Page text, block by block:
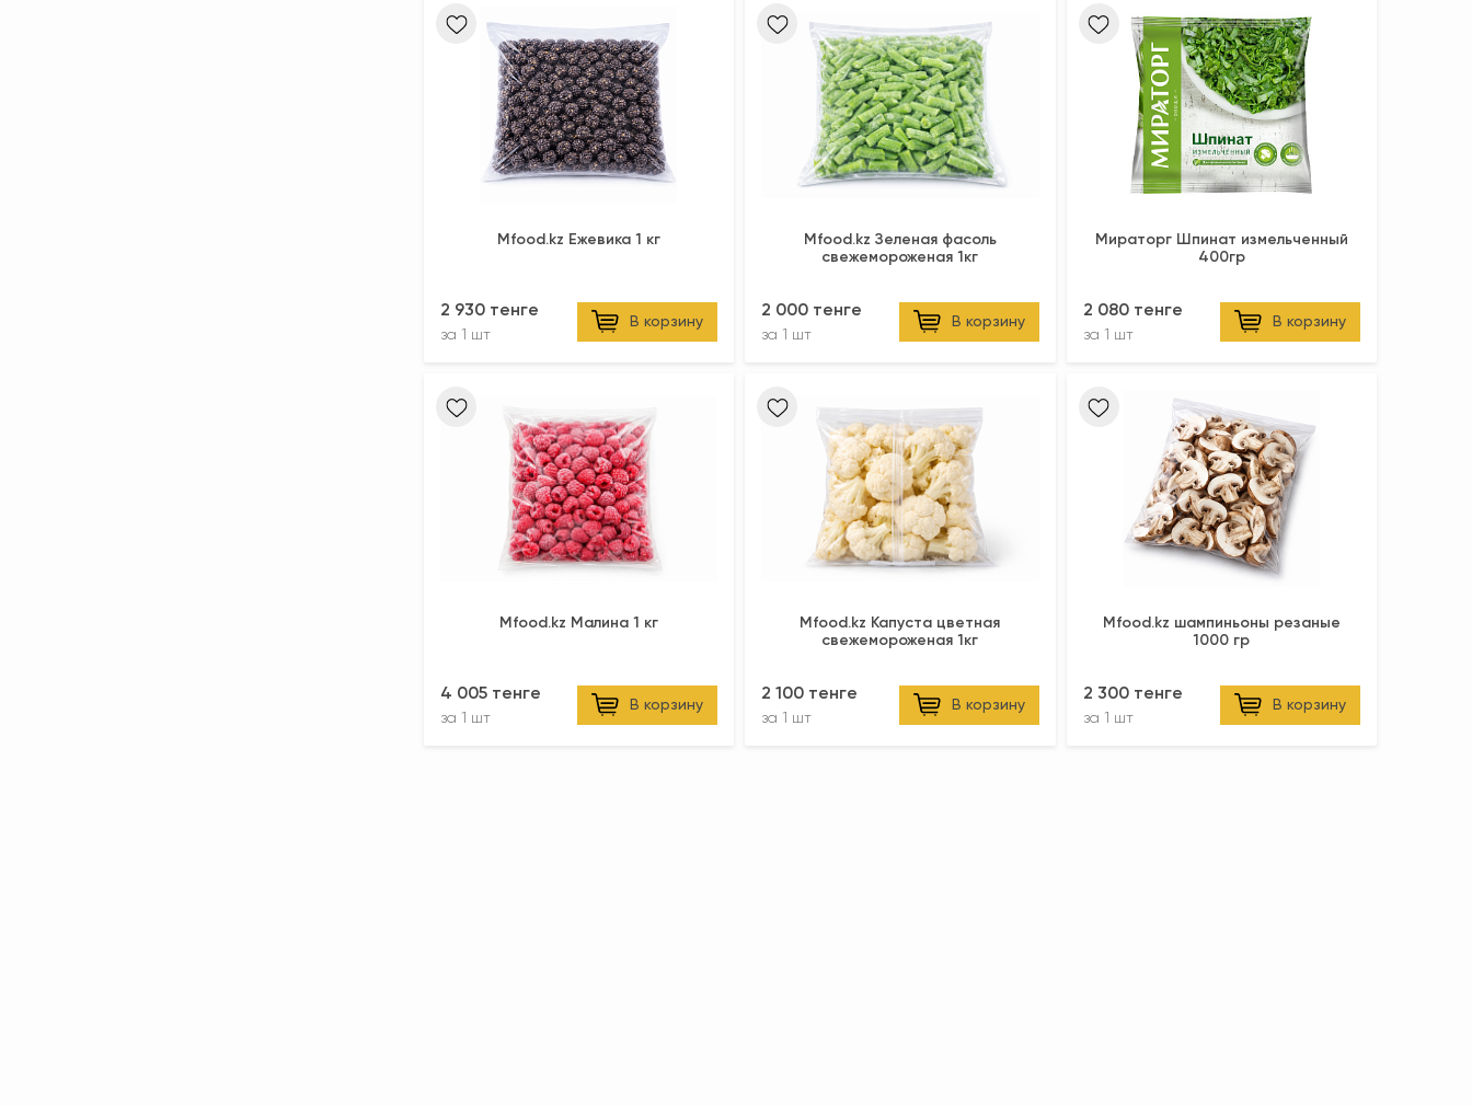
Mfood.kz Ежевика 1 кг
2 930 тенге
за 1 шт
В корзину
Mfood.kz Зеленая фасоль
свежемороженая 1кг
2 000 тенге
за 1 шт
В корзину
Мираторг Шпинат измельченный
400гр
2 080 тенге
за 1 шт
В корзину
Mfood.kz Малина 1 кг
4 005 тенге
за 1 шт
В корзину
Mfood.kz Капуста цветная
свежемороженая 1кг
2 100 тенге
за 1 шт
В корзину
Mfood.kz шампиньоны резаные
1000 гр
2 300 тенге
за 1 шт
В корзину